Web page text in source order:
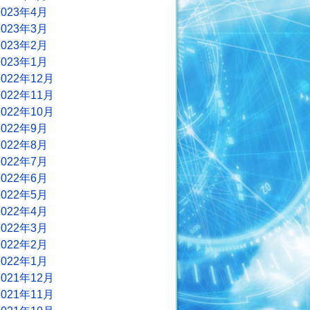
年4月
年3月
年2月
年1月
年12月
年11月
年10月
年9月
年8月
年7月
年6月
年5月
年4月
年3月
年2月
年1月
年12月
年11月